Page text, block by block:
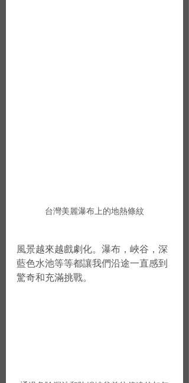
台灣美麗瀑布上的地熱條紋
風景越來越戲劇化。瀑布，峽谷，深
藍色水池等等都讓我們沿途一直感到
驚奇和充滿挑戰。